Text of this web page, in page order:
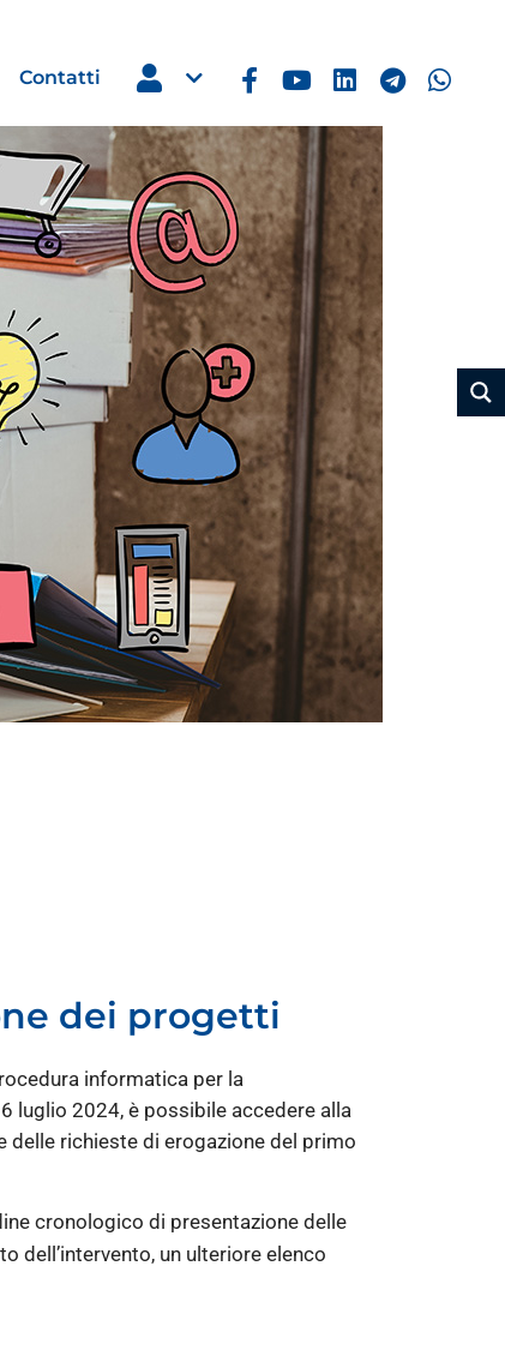
Estero
Filippine: missione
Manila, 5-7 ottobre 2026
30 Luglio 2026
Leggi →
Contatti
dei progetti
informatica per la
luglio 2024, è possibile accedere alla
delle richieste di erogazione del primo
cronologico di presentazione delle
dell’intervento, un ulteriore elenco